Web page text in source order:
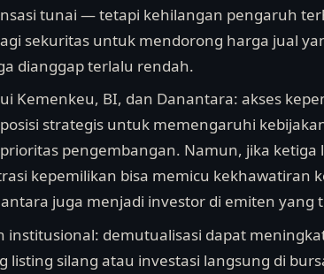
tunai — tetapi kehilangan pengaruh
sekuritas untuk mendorong harga jual
dianggap terlalu rendah.
Kemenkeu, BI, dan Danantara: akses
strategis untuk memengaruhi
pengembangan. Namun, jika
kepemilikan bisa memicu kekhawatiran
juga menjadi investor di emiten yang
institusional: demutualisasi dapat
listing silang atau investasi langsung di